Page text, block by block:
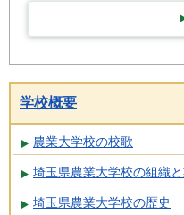
学校概要
農業大学校の校歌
埼玉県農業大学校の組織
埼玉県農業大学校の歴史